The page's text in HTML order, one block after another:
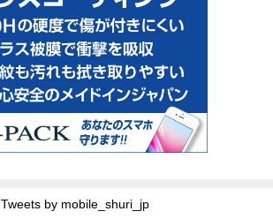
Tweets by mobile_shuri_jp